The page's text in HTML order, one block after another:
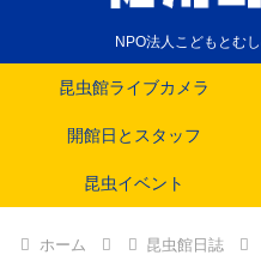
NPO法人こどもとむ
昆虫館ライブカメラ
開館日とスタッフ
昆虫イベント
ホーム 昆虫館日誌